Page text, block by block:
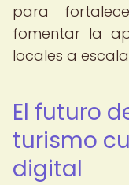
para
fomentar la
locales a
El futuro
turismo
digital